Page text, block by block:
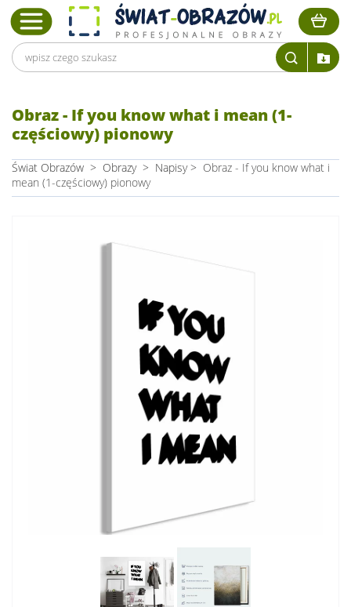
Obraz - If you know what i mean (1-
częściowy) pionowy
Świat Obrazów > Obrazy > Napisy > Obraz - If you know what i
mean (1-częściowy) pionowy